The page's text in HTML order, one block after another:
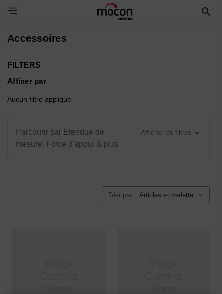
Toggle Navigation Menu
Accessoires
FILTERS
Affiner par
Aucun filtre appliqué
Parcourir par Etendue de
mesure, Force d'appui & plus
Afficher les filtres
Trier par :